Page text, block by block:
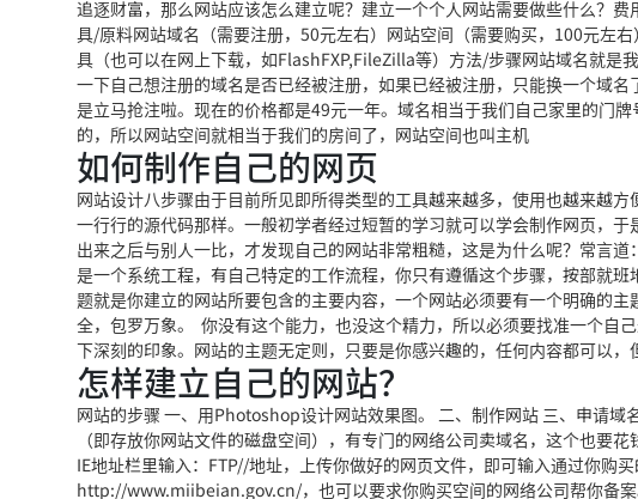
追逐财富，那么网站应该怎么建立呢？建立一个个人网站需要做些什么？
具/原料网站域名（需要注册，50元左右）网站空间（需要购买，100元左
具（也可以在网上下载，如FlashFXP,FileZilla等）方法/步骤网站域名就是
一下自己想注册的域名是否已经被注册，如果已经被注册，只能换一个域
是立马抢注啦。现在的价格都是49元一年。域名相当于我们自己家里的门
的，所以网站空间就相当于我们的房间了，网站空间也叫主机
如何制作自己的网页
网站设计八步骤由于目前所见即所得类型的工具越来越多，使用也越来越
一行行的源代码那样。一般初学者经过短暂的学习就可以学会制作网页，
出来之后与别人一比，才发现自己的网站非常粗糙，这是为什么呢？常言
是一个系统工程，有自己特定的工作流程，你只有遵循这个步骤，按部就
题就是你建立的网站所要包含的主要内容，一个网站必须要有一个明确的
全，包罗万象。 你没有这个能力，也没这个精力，所以必须要找准一个自
下深刻的印象。网站的主题无定则，只要是你感兴趣的，任何内容都可以
怎样建立自己的网站？
网站的步骤 一、用Photoshop设计网站效果图。 二、制作网站 三、申请
（即存放你网站文件的磁盘空间），有专门的网络公司卖域名，这个也要
IE地址栏里输入：FTP//地址，上传你做好的网页文件，即可输入通过你购
http://www.miibeian.gov.cn/，也可以要求你购买空间的网络公司帮你备